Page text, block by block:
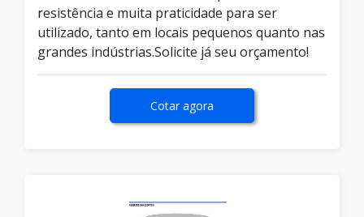
resistência e muita praticidade para ser
utilizado, tanto em locais pequenos quanto nas
grandes indústrias.Solicite já seu orçamento!
Cotar agora